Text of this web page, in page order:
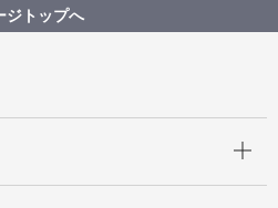
ル】市営地下鉄戸塚駅改良工事基
ジトップへ